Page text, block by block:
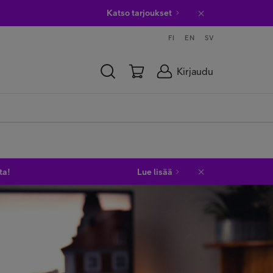
Katso tarjoukset
FI EN SV
Kirjaudu
Lue lisää